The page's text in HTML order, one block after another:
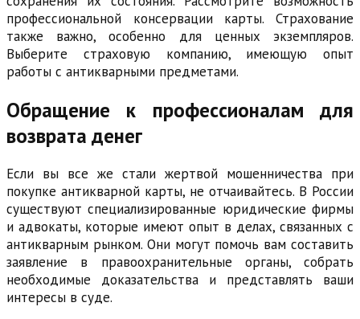
профессиональной консервации карты. Страхование
также важно, особенно для ценных экземпляров.
Выберите страховую компанию, имеющую опыт
работы с антикварными предметами.
Обращение к профессионалам для
возврата денег
Если вы все же стали жертвой мошенничества при
покупке антикварной карты, не отчаивайтесь. В России
существуют специализированные юридические фирмы
и адвокаты, которые имеют опыт в делах, связанных с
антикварным рынком. Они могут помочь вам составить
заявление в правоохранительные органы, собрать
необходимые доказательства и представлять ваши
интересы в суде.